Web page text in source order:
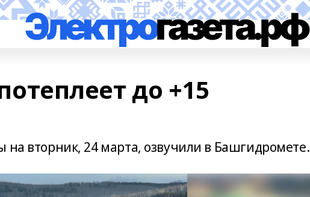
до +15
на вторник, 24 марта, озвучили в Башгидромете.